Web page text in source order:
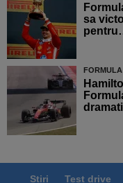
sa
FORMULA
Știri Test drive